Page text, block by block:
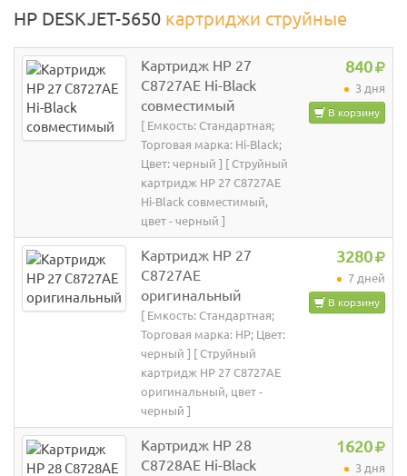
HP DESKJET-5650 картриджи струйные
Картридж HP 27
C8727AE Hi-Black
совместимый
[ Емкость: Стандартная;
Торговая марка: Hi-Black;
Цвет: черный ] [ Струйный
картридж HP 27 C8727AE
Hi-Black совместимый,
цвет - черный ]
840
3 дня
В корзину
Картридж HP 27
C8727AE
оригинальный
[ Емкость: Стандартная;
Торговая марка: HP; Цвет:
черный ] [ Струйный
картридж HP 27 C8727AE
оригинальный, цвет -
черный ]
3280
7 дней
В корзину
Картридж HP 28
C8728AE Hi-Black
1620
3 дня